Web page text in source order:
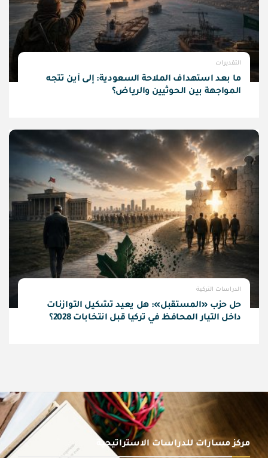
التقديرات
ما بعد استهداف الملاحة السعودية: إلى أين تتجه
المواجهة بين الحوثيين والرياض؟
الدراسات التركية
حل حزب «المستقبل»: هل يعيد تشكيل التوازنات
داخل التيار المحافظ في تركيا قبل انتخابات 2028؟
مركز مسارات للدراسات الاستراتيجية